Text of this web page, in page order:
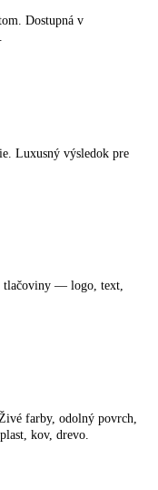
Dostupná v
Luxusný výsledok pre
tlačoviny — logo, text,
farby, odolný povrch,
kov, drevo.